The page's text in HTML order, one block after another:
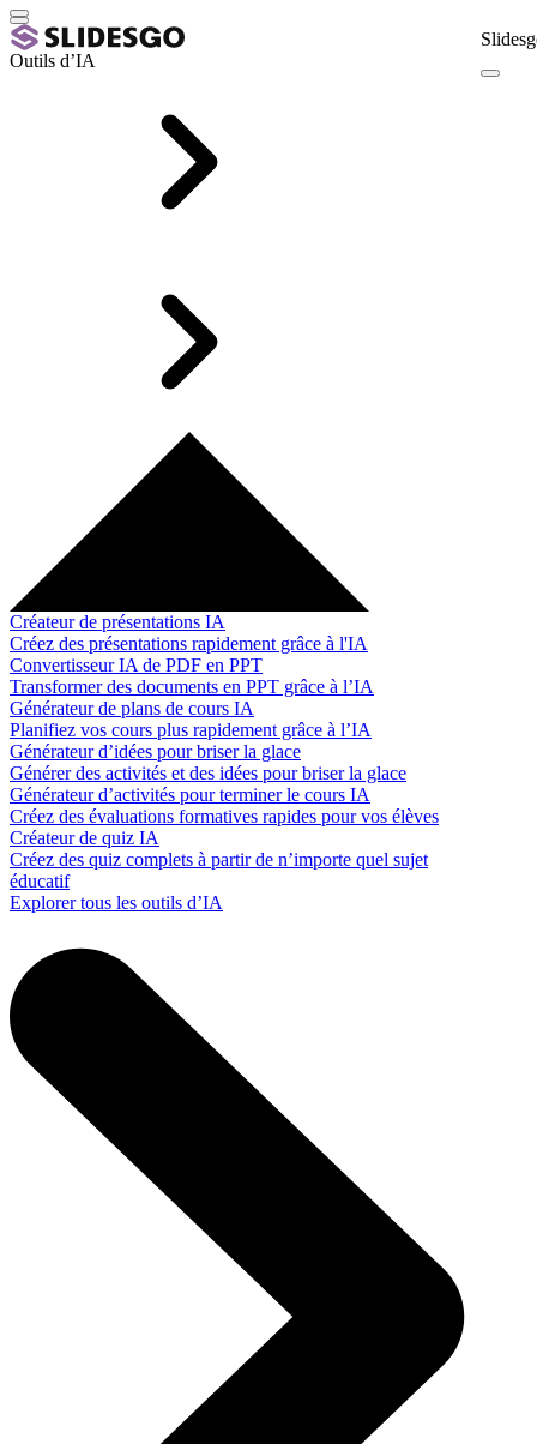
Outils d’IA
Créateur de présentations IA
Créez des présentations rapidement grâce à l'IA
Convertisseur IA de PDF en PPT
Transformer des documents en PPT grâce à l’IA
Générateur de plans de cours IA
Planifiez vos cours plus rapidement grâce à l’IA
Générateur d’idées pour briser la glace
Générer des activités et des idées pour briser la glace
Générateur d’activités pour terminer le cours IA
Créez des évaluations formatives rapides pour vos élèves
Créateur de quiz IA
Créez des quiz complets à partir de n’importe quel sujet
éducatif
Explorer tous les outils d’IA